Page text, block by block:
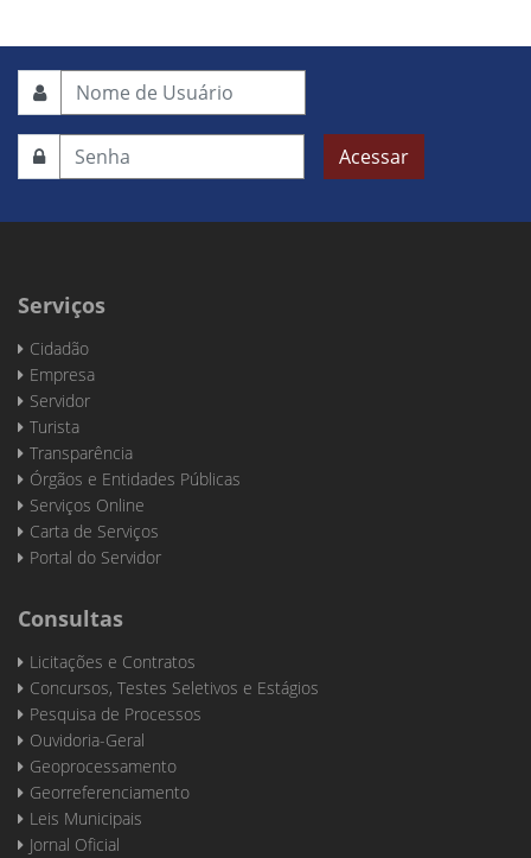
Acessar
Serviços
Cidadão
Empresa
Servidor
Turista
Transparência
Órgãos e Entidades Públicas
Serviços Online
Carta de Serviços
Portal do Servidor
Consultas
Licitações e Contratos
Concursos, Testes Seletivos e Estágios
Pesquisa de Processos
Ouvidoria-Geral
Geoprocessamento
Georreferenciamento
Leis Municipais
Jornal Oficial